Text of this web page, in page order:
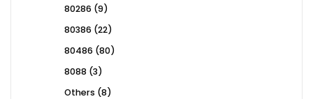
80286 99
80386 2222
80486 8080
8088 33
Others 88